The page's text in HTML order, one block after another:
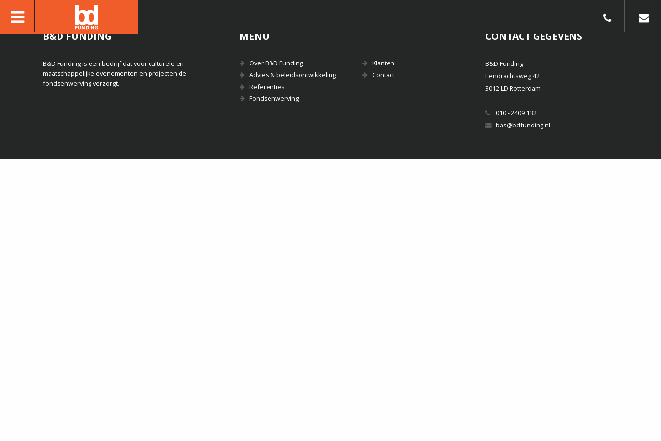
010-
B&D FUNDING
B&D Funding is een bedrijf dat voor culturele en
maatschappelijke evenementen en projecten de
fondsenwerving verzorgt.
MENU
Over B&D Funding
Advies & beleidsontwikkeling
Referenties
Fondsenwerving
Klanten
Contact
CONTACT GEGEVENS
B&D Funding
Eendrachtsweg 42
3012 LD Rotterdam
010 - 2409 132
bas@bdfunding.nl